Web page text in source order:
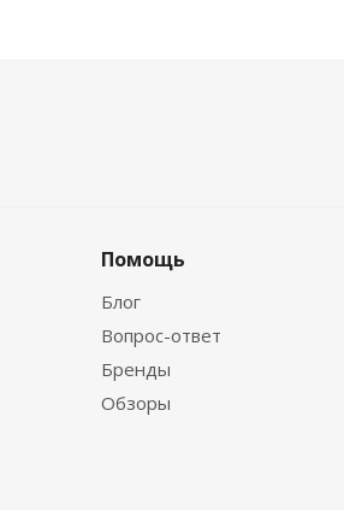
Помощь
Блог
Вопрос-ответ
Бренды
Обзоры